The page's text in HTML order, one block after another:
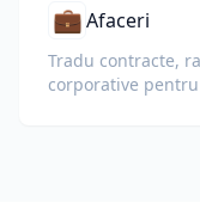
💼Afaceri
Tradu contracte,
corporative